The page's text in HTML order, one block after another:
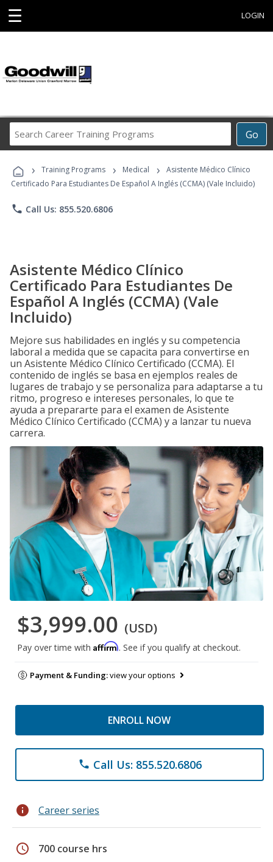
☰ LOGIN
Go
Career
Programs
› Training Programs › Medical ›
Asistente Médico Clínico
Certificado Para Estudiantes De Español A Inglés (CCMA) (Vale Incluido)
phone Call Us: 855.520.6806
Asistente Médico Clínico
Certificado Para Estudiantes De
Español A Inglés (CCMA) (Vale
Incluido)
Mejore sus habilidades en inglés y su competencia
laboral a medida que se capacita para convertirse en
un Asistente Médico Clínico Certificado (CCMA). El
contenido de inglés se basa en ejemplos reales de
lugares de trabajo y se personaliza para adaptarse a tu
ritmo, progreso e intereses personales, lo que te
ayuda a prepararte para el examen de Asistente
Médico Clínico Certificado (CCMA) y a lanzar tu nueva
carrera.
$3,999.00 (USD)
Pay over time with Affirm. See if you qualify at checkout.
Payment & Funding:view your options
ENROLL NOW
phone Call Us: 855.520.6806
info Career series
schedule 700 course hrs